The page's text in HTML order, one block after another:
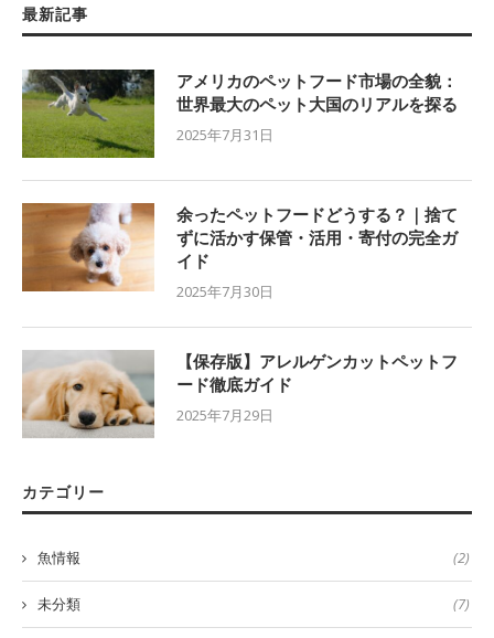
最新記事
アメリカのペットフード市場の全貌：
世界最大のペット大国のリアルを探る
2025年7月31日
余ったペットフードどうする？｜捨て
ずに活かす保管・活用・寄付の完全ガ
イド
2025年7月30日
【保存版】アレルゲンカットペットフ
ード徹底ガイド
2025年7月29日
カテゴリー
魚情報 (2)
未分類 (7)